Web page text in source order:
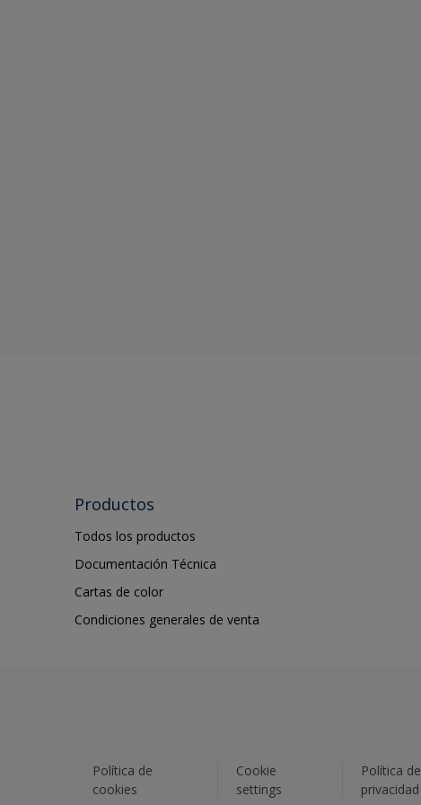
Productos
Todos los productos
Documentación Técnica
Cartas de color
Condiciones generales de venta
Política de
cookies
Cookie
settings
Política de
privacidad